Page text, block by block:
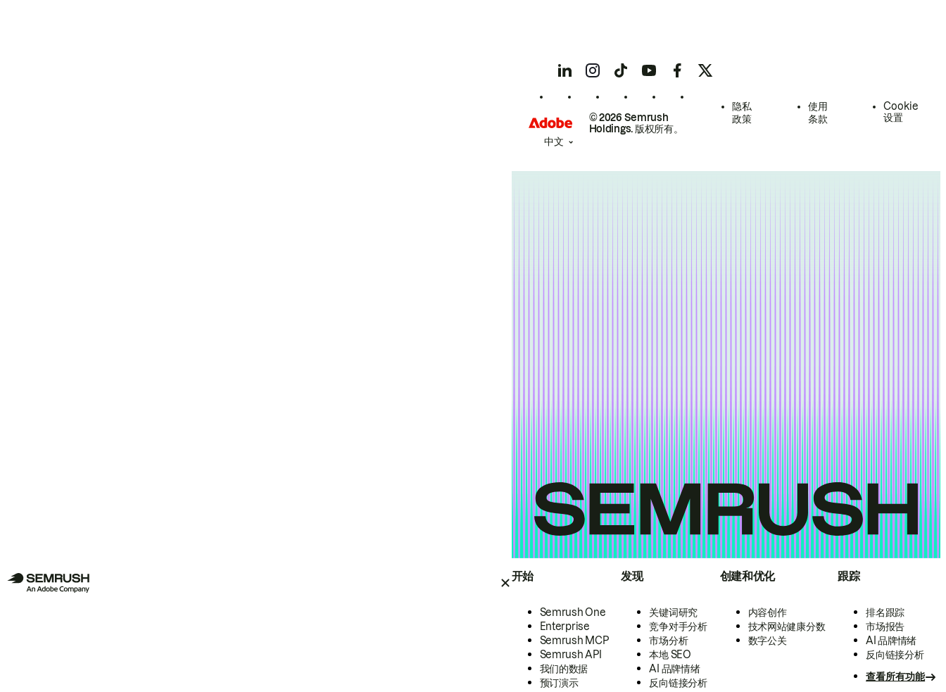
开始
Semrush One
Enterprise
Semrush MCP
Semrush API
我们的数据
预订演示
发现
关键词研究
竞争对手分析
市场分析
本地 SEO
AI 品牌情绪
反向链接分析
创建和优化
内容创作
技术网站健康分数
数字公关
跟踪
排名跟踪
市场报告
AI 品牌情绪
反向链接分析
查看所有功能
© 2026 Semrush
Holdings. 版权所有。
隐私
政策
使用
条款
Cookie
设置
中文